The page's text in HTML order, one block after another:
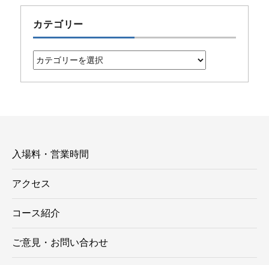
カテゴリー
カ
テ
ゴ
入場料・営業時間
アクセス
コース紹介
ご意見・お問い合わせ